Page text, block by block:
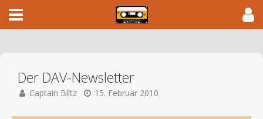
Der DAV-Newsletter
Captain Blitz 15. Februar 2010